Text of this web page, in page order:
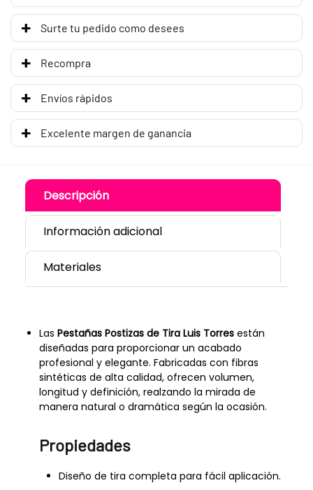
Surte tu pedido como desees
Recompra
Envíos rápidos
Excelente margen de ganancia
Descripción
Información adicional
Materiales
Las Pestañas Postizas de Tira Luis Torresestán
diseñadas para proporcionar un acabado
profesional y elegante. Fabricadas con fibras
sintéticas de alta calidad, ofrecen volumen,
longitud y definición, realzando la mirada de
manera natural o dramática según la ocasión.
Propiedades
Diseño de tira completa para fácil aplicación.